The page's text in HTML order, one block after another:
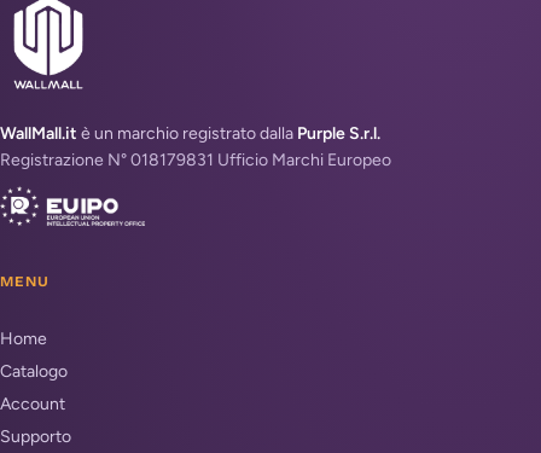
WallMall.it è un marchio registrato dalla Purple S.r.l.
Registrazione N° 018179831 Ufficio Marchi Europeo
MENU
Home
Catalogo
Account
Supporto